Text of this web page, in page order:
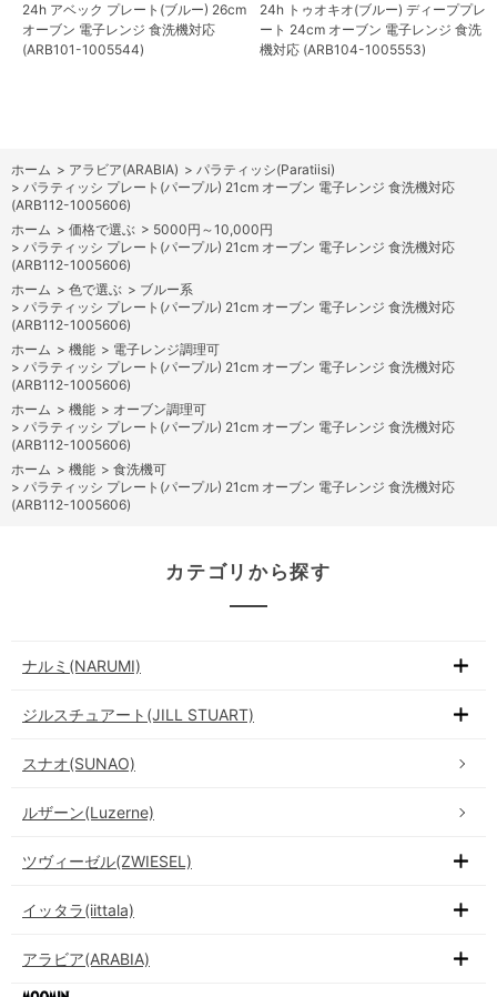
24h アベック プレート(ブルー) 26cm
オーブン 電子レンジ 食洗機対応
(ARB101-1005544)
24h トゥオキオ(ブルー) ディーププレ
ート 24cm オーブン 電子レンジ 食洗
機対応 (ARB104-1005553)
ホーム > アラビア(ARABIA) > パラティッシ(Paratiisi)
> パラティッシ プレート(パープル) 21cm オーブン 電子レンジ 食洗機対応
(ARB112-1005606)
ホーム > 価格で選ぶ > 5000円～10,000円
> パラティッシ プレート(パープル) 21cm オーブン 電子レンジ 食洗機対応
(ARB112-1005606)
ホーム > 色で選ぶ > ブルー系
> パラティッシ プレート(パープル) 21cm オーブン 電子レンジ 食洗機対応
(ARB112-1005606)
ホーム > 機能 > 電子レンジ調理可
> パラティッシ プレート(パープル) 21cm オーブン 電子レンジ 食洗機対応
(ARB112-1005606)
ホーム > 機能 > オーブン調理可
> パラティッシ プレート(パープル) 21cm オーブン 電子レンジ 食洗機対応
(ARB112-1005606)
ホーム > 機能 > 食洗機可
> パラティッシ プレート(パープル) 21cm オーブン 電子レンジ 食洗機対応
(ARB112-1005606)
カテゴリから探す
ナルミ(NARUMI)
ジルスチュアート(JILL STUART)
スナオ(SUNAO)
ルザーン(Luzerne)
ツヴィーゼル(ZWIESEL)
イッタラ(iittala)
アラビア(ARABIA)